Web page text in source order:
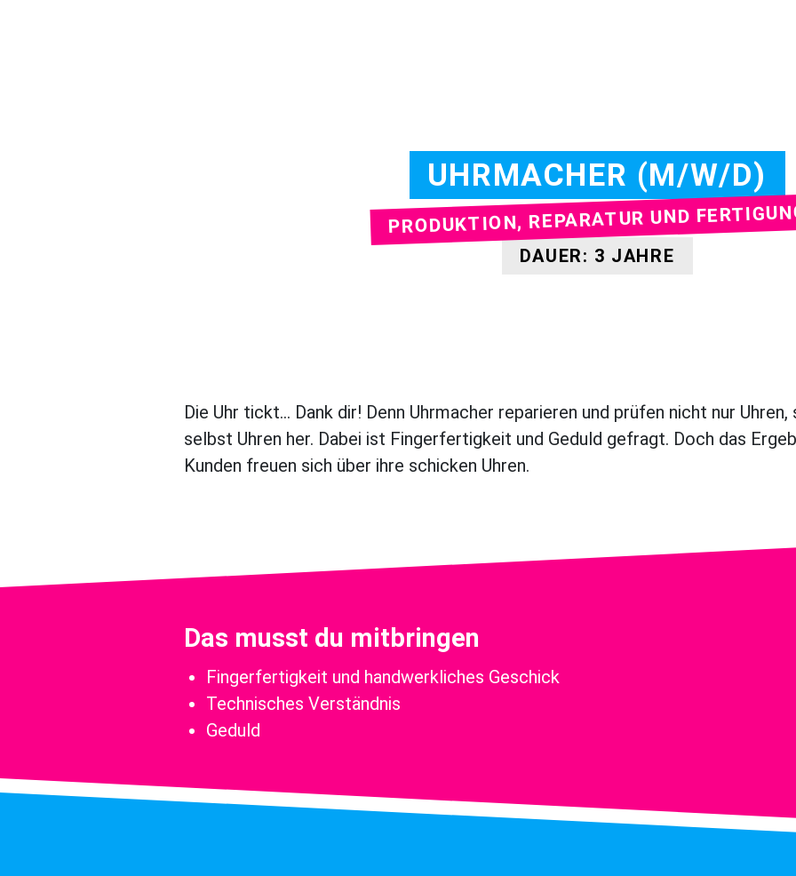
UHRMACHER (M/W/D)
PRODUKTION, REPARATUR UND
DAUER: 3 JAHRE
Die Uhr tickt… Dank dir! Denn Uhrmacher reparieren und prüfen nicht nur
selbst Uhren her. Dabei ist Fingerfertigkeit und Geduld gefragt. Doch das
Kunden freuen sich über ihre schicken Uhren.
Das musst du mitbringen
Fingerfertigkeit und handwerkliches Geschick
Technisches Verständnis
Geduld